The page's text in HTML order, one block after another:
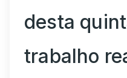
desta
trabalho